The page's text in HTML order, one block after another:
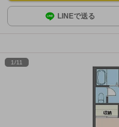
LINEで送る
1/11